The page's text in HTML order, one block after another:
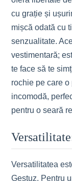
cu grație și
mișcă odată cu
senzualitate.
vestimentară;
te face să te
rochie pe care o
incomodă,
pentru o seară
Versatilitatea
Gestuz. Pentru